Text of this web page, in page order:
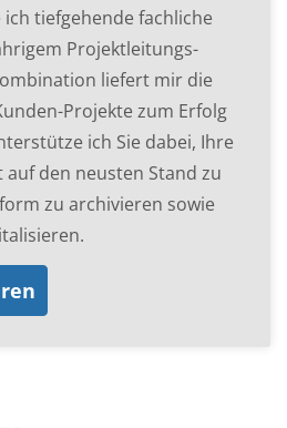
tiefgehende fachliche
Projektleitungs-
liefert mir die
Projekte zum Erfolg
ich Sie dabei, Ihre
den neusten Stand zu
zu archivieren sowie